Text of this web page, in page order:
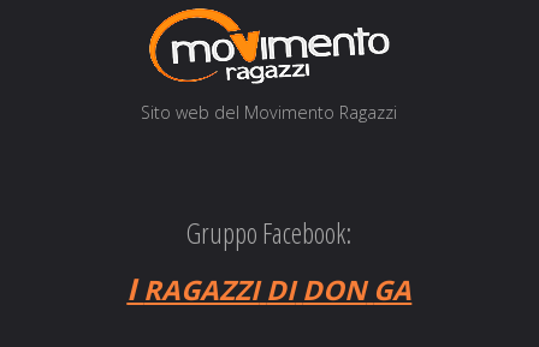
Sito web del Movi­men­to Ragazzi
Gruppo Facebook:
IRAGAZZI DI DON GA